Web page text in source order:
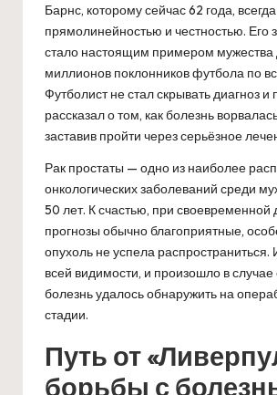
Барнс, которому сейчас 62 года,
прямолинейностью и честностью. Его
стало настоящим примером мужества
миллионов поклонников футбола по
Футболист не стал скрывать диагноз и
рассказал о том, как болезнь
заставив пройти через серьёзное
Рак простаты — одно из наиболее
онкологических заболеваний среди
50 лет. К счастью, при своевременной
прогнозы обычно благоприятные,
опухоль не успела распространиться.
всей видимости, и произошло в
болезнь удалось обнаружить на
стадии.
Путь от
борьбы с